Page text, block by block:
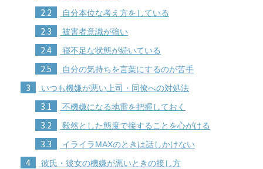
2.2 自分本位な考え方をしている
2.3 被害者意識が強い
2.4 寝不足な状態が続いている
2.5 自分の気持ちを言葉にするのが苦手
3 いつも機嫌が悪い上司・同僚への対処法
3.1 不機嫌になる地雷を把握しておく
3.2 毅然とした態度で接することを心がける
3.3 イライラMAXのときは話しかけない
4 彼氏・彼女の機嫌が悪いときの接し方